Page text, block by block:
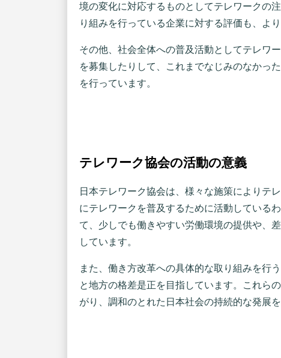
境の変化に対応するものとしてテレワークの
り組みを行っている企業に対する評価も、よ
その他、社会全体への普及活動としてテレワ
を募集したりして、これまでなじみのなかっ
を行っています。
テレワーク協会の活動の意義
日本テレワーク協会は、様々な施策によりテ
にテレワークを普及するために活動している
て、少しでも働きやすい労働環境の提供や、
しています。
また、働き方改革への具体的な取り組みを行
と地方の格差是正を目指しています。これら
がり、調和のとれた日本社会の持続的な発展